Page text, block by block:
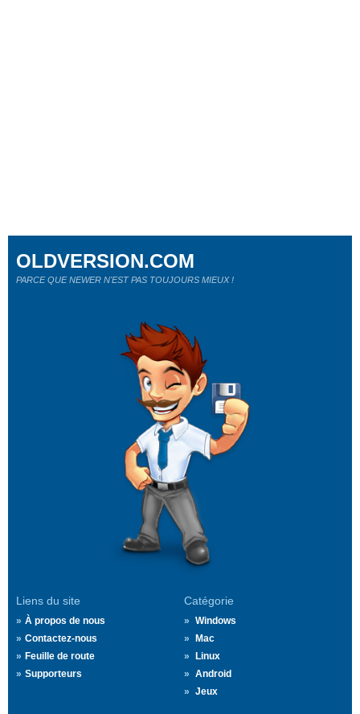
Liens du site
À propos de nous
Contactez-nous
Feuille de route
Supporteurs
Catégorie
Windows
Mac
Linux
Android
Jeux
OLDVERSION.COM
PARCE QUE NEWER N'EST PAS TOUJOURS MIEUX !